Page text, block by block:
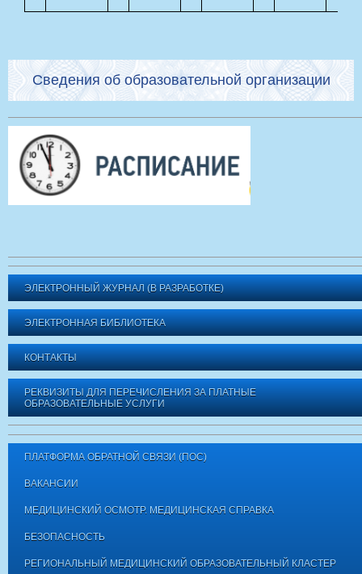
Сведения об образовательной организации
ЭЛЕКТРОННЫЙ ЖУРНАЛ (В РАЗРАБОТКЕ)
ЭЛЕКТРОННАЯ БИБЛИОТЕКА
КОНТАКТЫ
РЕКВИЗИТЫ ДЛЯ ПЕРЕЧИСЛЕНИЯ ЗА ПЛАТНЫЕ
ОБРАЗОВАТЕЛЬНЫЕ УСЛУГИ
ПЛАТФОРМА ОБРАТНОЙ СВЯЗИ (ПОС)
ВАКАНСИИ
МЕДИЦИНСКИЙ ОСМОТР. МЕДИЦИНСКАЯ СПРАВКА
БЕЗОПАСНОСТЬ
РЕГИОНАЛЬНЫЙ МЕДИЦИНСКИЙ ОБРАЗОВАТЕЛЬНЫЙ КЛАСТЕР